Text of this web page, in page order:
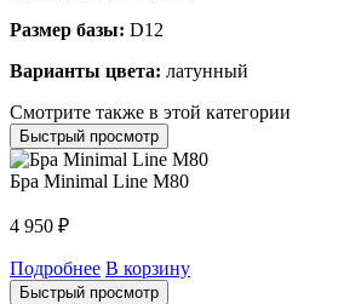
Размер базы: D12
Варианты цвета: латунный
Смотрите также в этой категории
Быстрый просмотр
Бра Minimal Line M80
4 950 ₽
Подробнее В корзину
Быстрый просмотр